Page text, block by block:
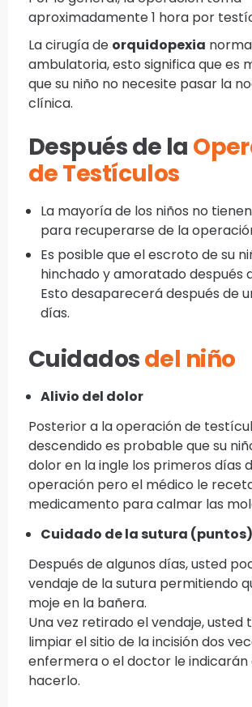
aproximadamente 1 hora por
La cirugía de orquidopexia
ambulatoria, esto significa que es
que su niño no necesite pasar la
clínica.
Después de la
de Testículos
La mayoría de los niños no
para recuperarse de la
Es posible que el escroto de su
hinchado y amoratado después
Esto desaparecerá después de
días.
Cuidadosdel niño
Alivio del dolor
Posterior a la operación de
descendido es probable que su
dolor en la ingle los primeros días
operación pero el médico le
medicamento para calmar las
Cuidado de la sutura (puntos)
Después de algunos días, usted
vendaje de la sutura permitiendo
moje en la bañera.
Una vez retirado el vendaje, usted
limpiar el sitio de la incisión dos
enfermera o el doctor le indicarán
hacerlo.